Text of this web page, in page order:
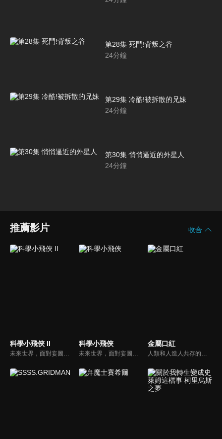
第28集 死鬥!背叛之谷
24分鐘
第29集 冷酷!被拆散的兄妹
24分鐘
第30集 悄悄逼近的外星人
24分鐘
推薦影片 收合
科學小飛俠 II 科學小飛俠 金屬口紅